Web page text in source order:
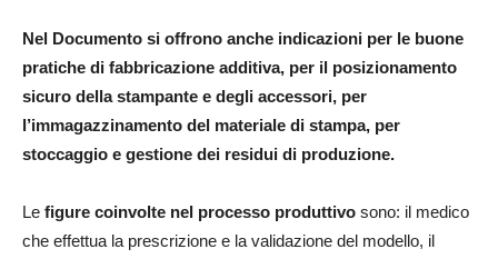
Nel Documento si offrono anche indicazioni per le buone
pratiche di fabbricazione additiva, per il posizionamento
sicuro della stampante e degli accessori, per
l’immagazzinamento del materiale di stampa, per
stoccaggio e gestione dei residui di produzione.
Le figure coinvolte nel processo produttivo sono: il medico
che effettua la prescrizione e la validazione del modello, il